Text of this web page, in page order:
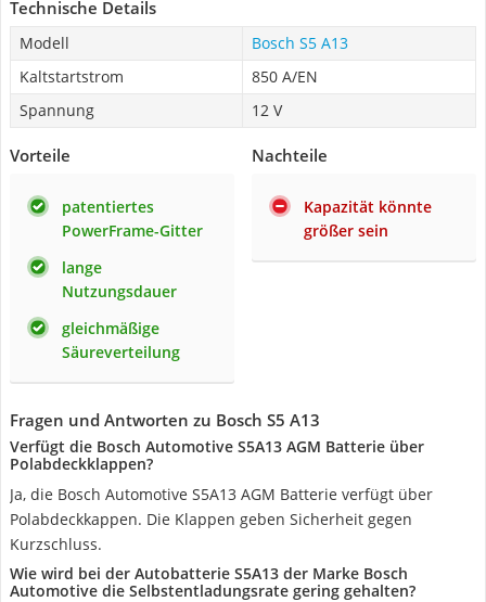
Technische Details
Modell
Bosch S5 A13
Kaltstartstrom
850 A/EN
Spannung
12 V
Vorteile
patentiertes
PowerFrame-Gitter
lange
Nutzungsdauer
gleichmäßige
Säureverteilung
Nachteile
Kapazität könnte
größer sein
Fragen und Antworten zu Bosch S5 A13
Verfügt die Bosch Automotive S5A13 AGM Batterie über
Polabdeckklappen?
Ja, die Bosch Automotive S5A13 AGM Batterie verfügt über
Polabdeckkappen. Die Klappen geben Sicherheit gegen
Kurzschluss.
Wie wird bei der Autobatterie S5A13 der Marke Bosch
Automotive die Selbstentladungsrate gering gehalten?